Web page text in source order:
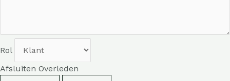
Rol
Afsluiten Overleden